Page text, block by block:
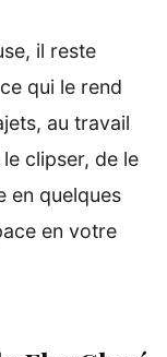
il reste
qui le rend
au travail
clipser, de le
en quelques
en votre